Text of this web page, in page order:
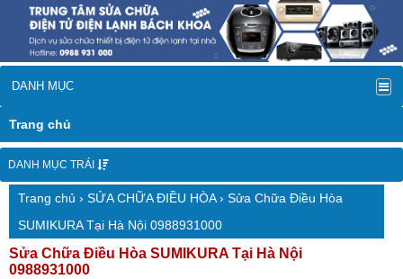
DANH MỤC
Trang chủ
DANH MỤC TRÁI
Trang chủ › SỬA CHỮA ĐIỀU HÒA› Sửa Chữa Điều Hòa
SUMIKURA Tại Hà Nội 0988931000
Sửa Chữa Điều Hòa SUMIKURA Tại Hà Nội
0988931000